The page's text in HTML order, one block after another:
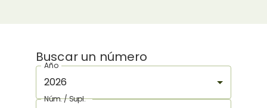
Buscar un número
Año
2026
Núm. / Supl.